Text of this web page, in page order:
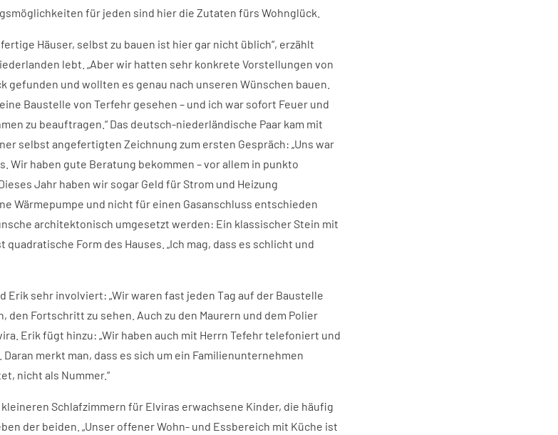
für jeden sind hier die Zutaten fürs Wohnglück.
Häuser, selbst zu bauen ist hier gar nicht üblich“, erzählt
lebt. „Aber wir hatten sehr konkrete Vorstellungen von
gefunden und wollten es genau nach unseren Wünschen bauen.
Baustelle von Terfehr gesehen – und ich war sofort Feuer und
zu beauftragen.“ Das deutsch-niederländische Paar kam mit
selbst angefertigten Zeichnung zum ersten Gespräch: „Uns war
Wir haben gute Beratung bekommen – vor allem in punkto
Jahr haben wir sogar Geld für Strom und Heizung
Wärmepumpe und nicht für einen Gasanschluss entschieden
architektonisch umgesetzt werden: Ein klassischer Stein mit
Form des Hauses. „Ich mag, dass es schlicht und
Erik sehr involviert: „Wir waren fast jeden Tag auf der Baustelle
den Fortschritt zu sehen. Auch zu den Maurern und dem Polier
Erik fügt hinzu: „Wir haben auch mit Herrn Tefehr telefoniert und
merkt man, dass es sich um ein Familienunternehmen
nicht als Nummer.“
Schlafzimmern für Elviras erwachsene Kinder, die häufig
der beiden. „Unser offener Wohn- und Essbereich mit Küche ist